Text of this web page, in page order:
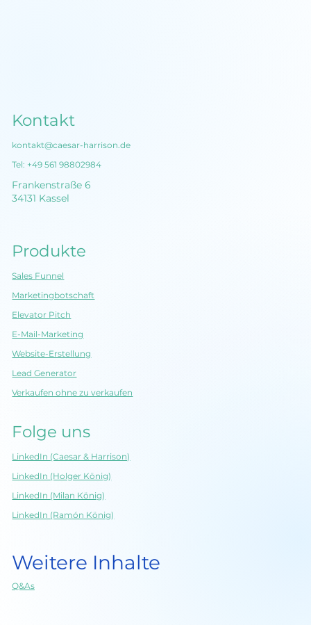
Kontakt
kontakt@caesar-harrison.de
Tel: +49 561 98802984
Frankenstraße 6
34131 Kassel
Produkte
Sales Funnel
Marketingbotschaft
Elevator Pitch
E-Mail-Marketing
Website-Erstellung
Lead Generator
Verkaufen ohne zu verkaufen
Folge uns
LinkedIn (Caesar & Harrison)
LinkedIn (Holger König)
LinkedIn (Milan König)
LinkedIn (Ramón König)
Weitere Inhalte
Q&As